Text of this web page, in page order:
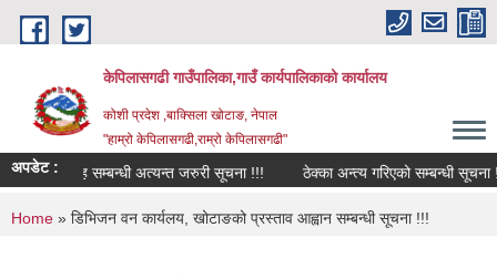
Skip to main content
केपिलासगढी गाउँपालिका,गाउँ कार्यपालिकाको कार्यालय
कोशी प्रदेश ,बाक्सिला खोटाङ, नेपाल
"हाम्रो केपिलासगढी,राम्रो केपिलासगढी"
अपडेट :
सेवा प्रवाह सम्बन्धी अत्यन्त जरुरी सूचना !!! ठेक्का अन्त्य गरिएको सम्बन्धी सूचना !!!
You are here
Home » डिभिजन वन कार्यलय, खोटाङको प्रस्ताव आह्वान सम्बन्धी सूचना !!!